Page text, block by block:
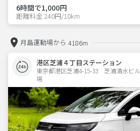
6時間で1,000円
距離料金 240円/10km
月島運動場から 4186m
港区芝浦４丁目ステーション
東京都港区芝浦4-15-33　芝浦清水ビ
場